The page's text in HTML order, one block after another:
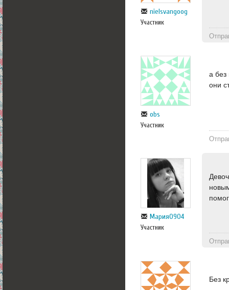
nielsvangoog
Участник
obs
Участник
а без
они
Мария0904
Участник
Без